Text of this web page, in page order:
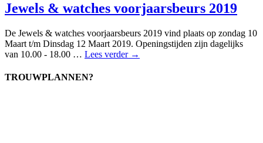
Jewels & watches voorjaarsbeurs 2019
De Jewels & watches voorjaarsbeurs 2019 vind plaats op zondag 10
Maart t/m Dinsdag 12 Maart 2019. Openingstijden zijn dagelijks
van 10.00 - 18.00 … Lees verder →
TROUWPLANNEN?